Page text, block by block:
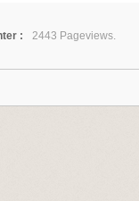
:
2443 Pageviews.